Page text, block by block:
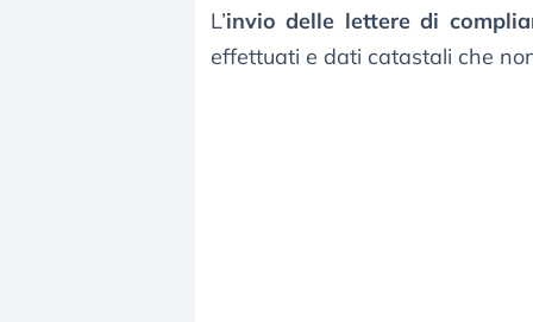
L’invio delle lettere di
effettuati e dati catastali che